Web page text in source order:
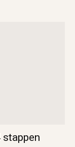
stappen